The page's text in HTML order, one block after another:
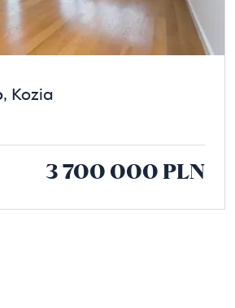
, Kozia
3 700 000 PLN